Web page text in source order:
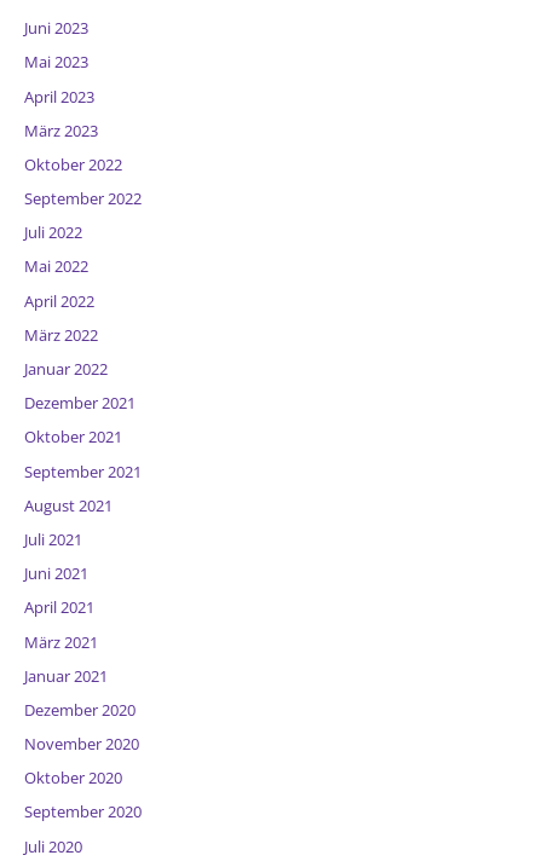
Juni 2023
Mai 2023
April 2023
März 2023
Oktober 2022
September 2022
Juli 2022
Mai 2022
April 2022
März 2022
Januar 2022
Dezember 2021
Oktober 2021
September 2021
August 2021
Juli 2021
Juni 2021
April 2021
März 2021
Januar 2021
Dezember 2020
November 2020
Oktober 2020
September 2020
Juli 2020